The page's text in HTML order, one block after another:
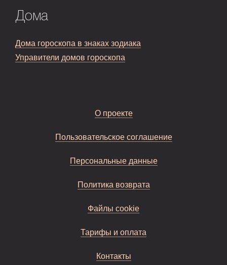
Дома
Дома гороскопа в знаках зодиака
Управители домов гороскопа
О проекте
Пользовательское соглашение
Персональные данные
Политика возврата
Файлы cookie
Тарифы и оплата
Контакты